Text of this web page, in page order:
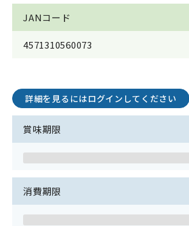
JANコード
4571310560073
詳細を見るにはログインしてください
賞味期限
消費期限